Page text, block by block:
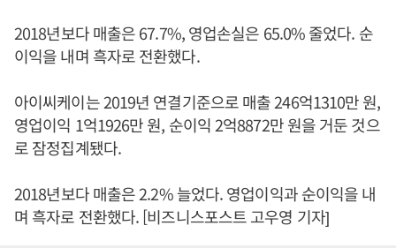
2018년보다 매출은 67.7%, 영업손실은 65.0% 줄었다. 순
이익을 내며 흑자로 전환했다.
아이씨케이는 2019년 연결기준으로 매출 246억1310만 원,
영업이익 1억1926만 원, 순이익 2억8872만 원을 거둔 것으
로 잠정집계됐다.
2018년보다 매출은 2.2% 늘었다. 영업이익과 순이익을 내
며 흑자로 전환했다. [비즈니스포스트 고우영 기자]